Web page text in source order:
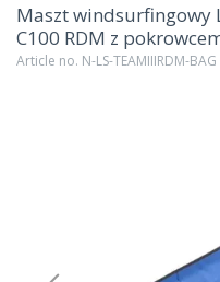
Maszt windsurfingowy
C100 RDM z
Article no. N-LS-TEAMIIIRDM-